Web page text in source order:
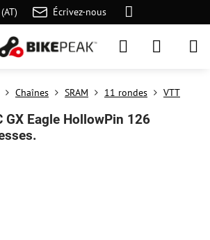
Écrivez-nous
Chaînes SRAM 11 rondes VTT
GX Eagle HollowPin 126